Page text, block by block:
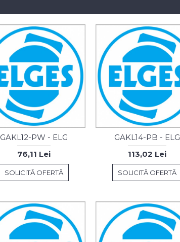
GAKL12-PW - ELG
76,11 Lei
SOLICITĂ OFERTĂ
GAKL14-PB - ELG
113,02 Lei
SOLICITĂ OFERTĂ